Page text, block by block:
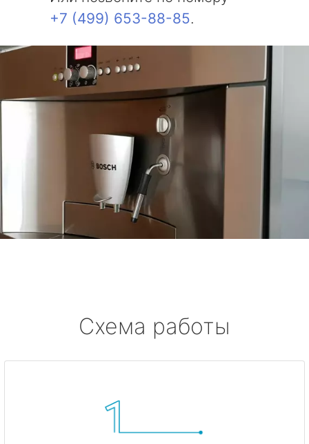
+7 (499) 653-88-85.
Схема работы